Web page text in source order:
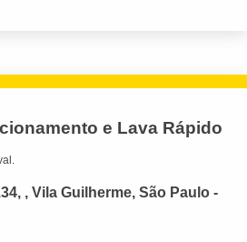
e Lava Rápido
, Vila Guilherme, São Paulo -